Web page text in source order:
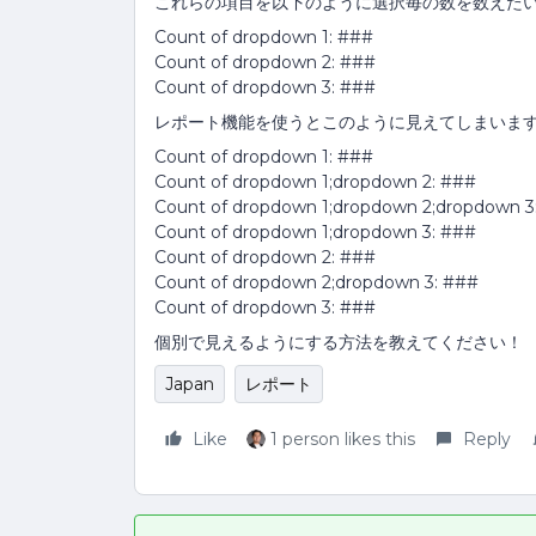
Count of dropdown 1: ###
Count of dropdown 2: ###
Count of dropdown 3: ###
レポート機能を使うとこのように見えてしまいます
Count of dropdown 1: ###
Count of dropdown 1;dropdown 2: ###
Count of dropdown 1;dropdown 2;dropdown
Count of dropdown 1;dropdown 3: ###
Count of dropdown 2: ###
Count of dropdown 2;dropdown 3: ###
Count of dropdown 3: ###
個別で見えるようにする方法を教えてください！
Japan
レポート
Like 1 person likes this Reply